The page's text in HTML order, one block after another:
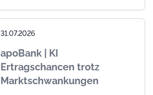
31.07.2026
apoBank | KI
Ertragschancen trotz
Marktschwankungen